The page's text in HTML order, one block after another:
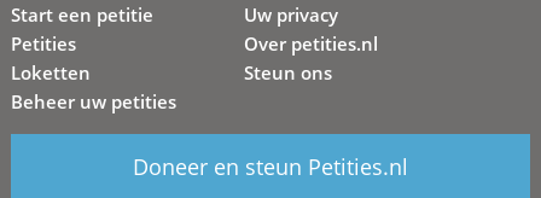
Start een petitie
Petities
Loketten
Beheer uw petities
Uw privacy
Over petities.nl
Steun ons
Doneer en steun Petities.nl